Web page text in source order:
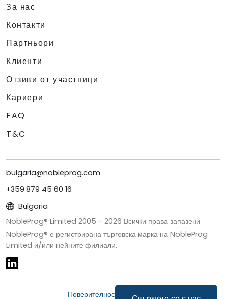
За нас
Контакти
Партньори
Клиенти
Отзиви от участници
Кариери
FAQ
T&C
bulgaria@nobleprog.com
+359 879 45 60 16
Bulgaria
NobleProg® Limited 2005 - 2026 Всички права запазени
NobleProg® е регистрирана търговска марка на NobleProg
Limited и/или нейните филиали.
Поверителност и бисквитки